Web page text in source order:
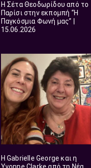
Η Σέτα Θεοδωρίδου από το
Παρίσι στην εκπομπή “Η
Παγκόσμια Φωνή μας” |
15.06.2026
Η Gabrielle George και η